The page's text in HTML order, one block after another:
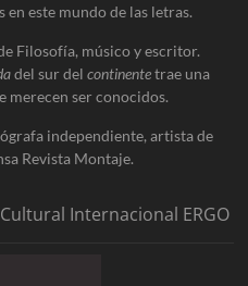
este mundo de las letras.
Filosofía, músico y escritor.
del sur delcontinentetrae una
merecen ser conocidos.
independiente, artista de
Revista Montaje.
Internacional ERGO